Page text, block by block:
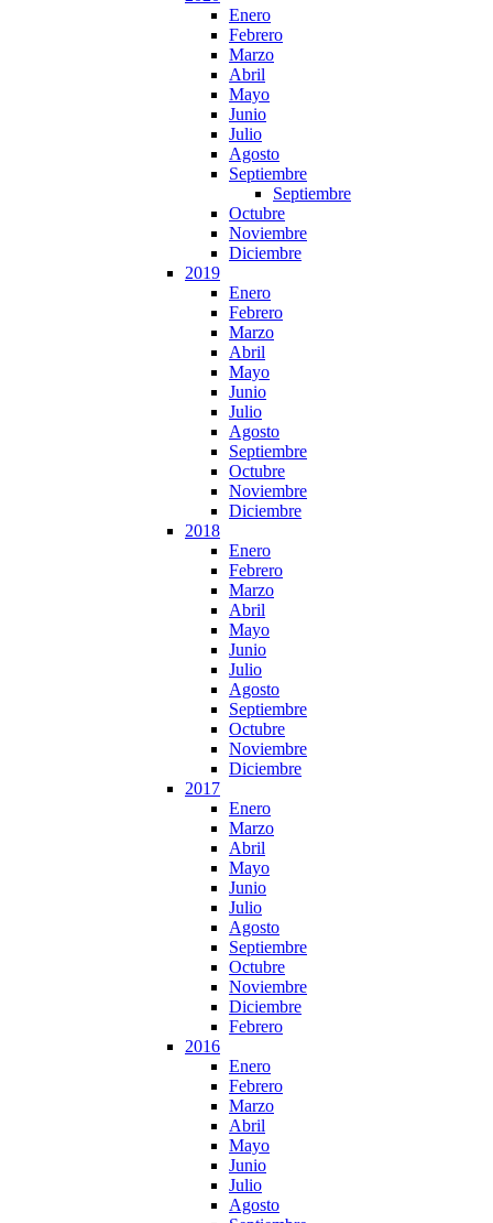
Enero
Febrero
Marzo
Abril
Mayo
Junio
Julio
Agosto
Septiembre
Septiembre
Octubre
Noviembre
Diciembre
2019
Enero
Febrero
Marzo
Abril
Mayo
Junio
Julio
Agosto
Septiembre
Octubre
Noviembre
Diciembre
2018
Enero
Febrero
Marzo
Abril
Mayo
Junio
Julio
Agosto
Septiembre
Octubre
Noviembre
Diciembre
2017
Enero
Marzo
Abril
Mayo
Junio
Julio
Agosto
Septiembre
Octubre
Noviembre
Diciembre
Febrero
2016
Enero
Febrero
Marzo
Abril
Mayo
Junio
Julio
Agosto